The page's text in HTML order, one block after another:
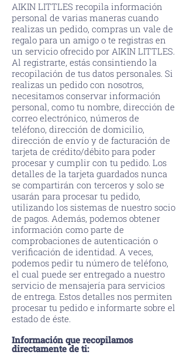
AIKIN LITTLES recopila información
personal de varias maneras cuando
realizas un pedido, compras un vale de
regalo para un amigo o te registras en
un servicio ofrecido por AIKIN LITTLES.
Al registrarte, estás consintiendo la
recopilación de tus datos personales. Si
realizas un pedido con nosotros,
necesitamos conservar información
personal, como tu nombre, dirección de
correo electrónico, números de
teléfono, dirección de domicilio,
dirección de envío y de facturación de
tarjeta de crédito/débito para poder
procesar y cumplir con tu pedido. Los
detalles de la tarjeta guardados nunca
se compartirán con terceros y solo se
usarán para procesar tu pedido,
utilizando los sistemas de nuestro socio
de pagos. Además, podemos obtener
información como parte de
comprobaciones de autenticación o
verificación de identidad. A veces,
podemos pedir tu número de teléfono,
el cual puede ser entregado a nuestro
servicio de mensajería para servicios
de entrega. Estos detalles nos permiten
procesar tu pedido e informarte sobre el
estado de éste.
Información que recopilamos
directamente de ti: